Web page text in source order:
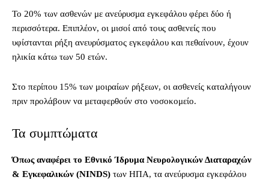
Το 20% των ασθενών με ανεύρυσμα εγκεφάλου φέρει δύο ή
περισσότερα. Επιπλέον, οι μισοί από τους ασθενείς που
υφίστανται ρήξη ανευρύσματος εγκεφάλου και πεθαίνουν, έχουν
ηλικία κάτω των 50 ετών.
Στο περίπου 15% των μοιραίων ρήξεων, οι ασθενείς καταλήγουν
πριν προλάβουν να μεταφερθούν στο νοσοκομείο.
Τα συμπτώματα
Όπως αναφέρει το Εθνικό Ίδρυμα Νευρολογικών Διαταραχών
& Εγκεφαλικών (NINDS) των ΗΠΑ, τα ανεύρυσμα εγκεφάλου